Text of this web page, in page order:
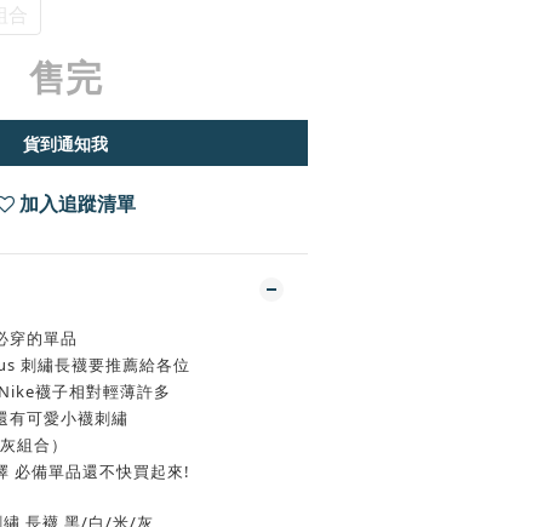
合
售完
貨到通知我
加入追蹤清單
穿的單品
刺繡長襪要推薦給各位
襪子相對輕薄許多
有可愛小襪刺繡
組合）
必備單品還不快買起來!
長襪 黑/白/米/灰